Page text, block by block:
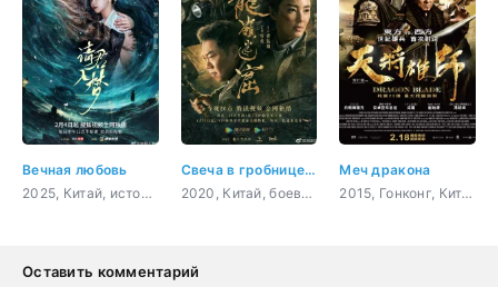
Вечная любовь
2025, Китай, история, романтика, фэнтези
Свеча в гробнице: Затерянные подземелья
2020, Китай, боевик, приключения, мистика, ужасы
Меч дракона
2015, Гонконг, Китай, боевик, приключения, история, драма
Оставить комментарий